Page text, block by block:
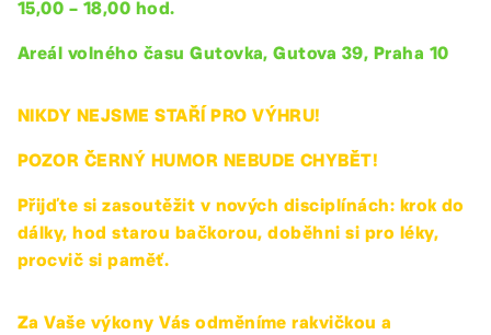
15,00 – 18,00 hod.
Areál volného času Gutovka, Gutova 39, Praha 10
NIKDY NEJSME STAŘÍ PRO VÝHRU!
POZOR ČERNÝ HUMOR NEBUDE CHYBĚT!
Přijďte si zasoutěžit v nových disciplínách: krok do
dálky, hod starou bačkorou, doběhni si pro léky,
procvič si paměť.
Za Vaše výkony Vás odměníme rakvičkou a